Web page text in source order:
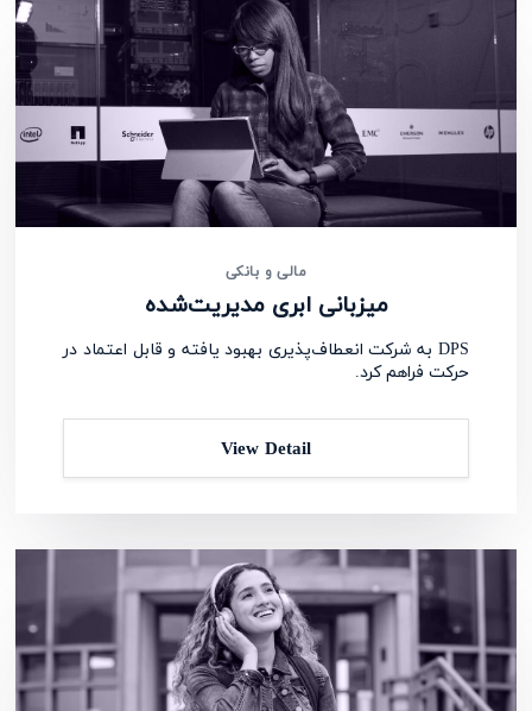
مالی و بانکی
میزبانی ابری مدیریت‌شده
DPS به شرکت انعطاف‌پذیری بهبود یافته و قابل اعتماد در
حرکت فراهم کرد.
View Detail